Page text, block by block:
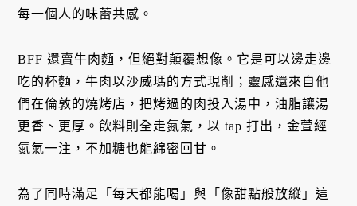
每一個人的味蕾共感。
BFF 還賣牛肉麵，但絕對顛覆想像。它是可以邊走邊
吃的杯麵，牛肉以沙威瑪的方式現削；靈感還來自他
們在倫敦的燒烤店，把烤過的肉投入湯中，油脂讓湯
更香、更厚。飲料則全走氮氣，以 tap 打出，金萱經
氮氣一注，不加糖也能綿密回甘。
為了同時滿足「每天都能喝」與「像甜點般放縱」這